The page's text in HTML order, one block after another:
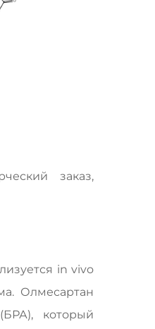
заказ,
in vivo
Олмесартан
который